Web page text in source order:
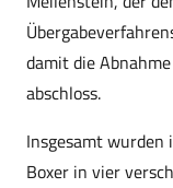
damit die
abschloss.
Insgesamt wurden
Boxer in vier